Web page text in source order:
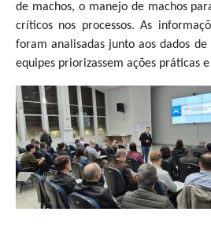
de machos, o manejo de machos
críticos nos processos. As
foram analisadas junto aos dados
equipes priorizassem ações práticas